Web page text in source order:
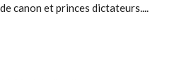
canon et princes dictateurs....